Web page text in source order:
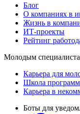
Блог
О компаниях в
Жизнь в
ИТ-проекты
Рейтинг
Молодым
Карьера для
Школа
Карьера в
Боты для